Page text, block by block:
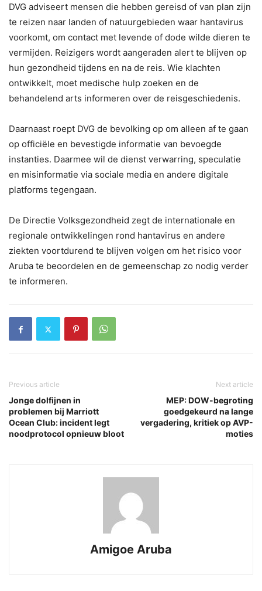
DVG adviseert mensen die hebben gereisd of van plan zijn
te reizen naar landen of natuurgebieden waar hantavirus
voorkomt, om contact met levende of dode wilde dieren te
vermijden. Reizigers wordt aangeraden alert te blijven op
hun gezondheid tijdens en na de reis. Wie klachten
ontwikkelt, moet medische hulp zoeken en de
behandelend arts informeren over de reisgeschiedenis.
Daarnaast roept DVG de bevolking op om alleen af te gaan
op officiële en bevestigde informatie van bevoegde
instanties. Daarmee wil de dienst verwarring, speculatie
en misinformatie via sociale media en andere digitale
platforms tegengaan.
De Directie Volksgezondheid zegt de internationale en
regionale ontwikkelingen rond hantavirus en andere
ziekten voortdurend te blijven volgen om het risico voor
Aruba te beoordelen en de gemeenschap zo nodig verder
te informeren.
Previous article
Jonge dolfijnen in
problemen bij Marriott
Ocean Club: incident legt
noodprotocol opnieuw bloot
Next article
MEP: DOW-begroting
goedgekeurd na lange
vergadering, kritiek op AVP-
moties
Amigoe Aruba